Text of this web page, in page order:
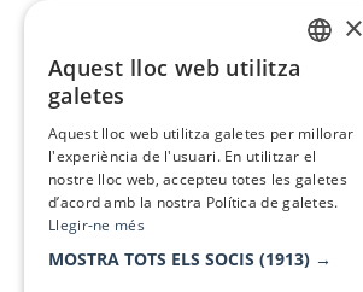
×
Aquest lloc web utilitza
galetes
Aquest lloc web utilitza galetes per millorar
l'experiència de l'usuari. En utilitzar el
nostre lloc web, accepteu totes les galetes
d’acord amb la nostra Política de galetes.
Llegir-ne més
MOSTRA TOTS ELS SOCIS (1913) →